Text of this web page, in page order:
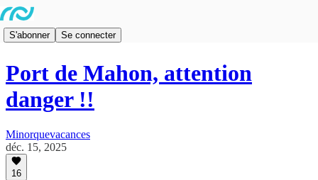
S'abonner Se connecter
Port de Mahon, attention
danger !!
Minorquevacances
déc. 15, 2025
16